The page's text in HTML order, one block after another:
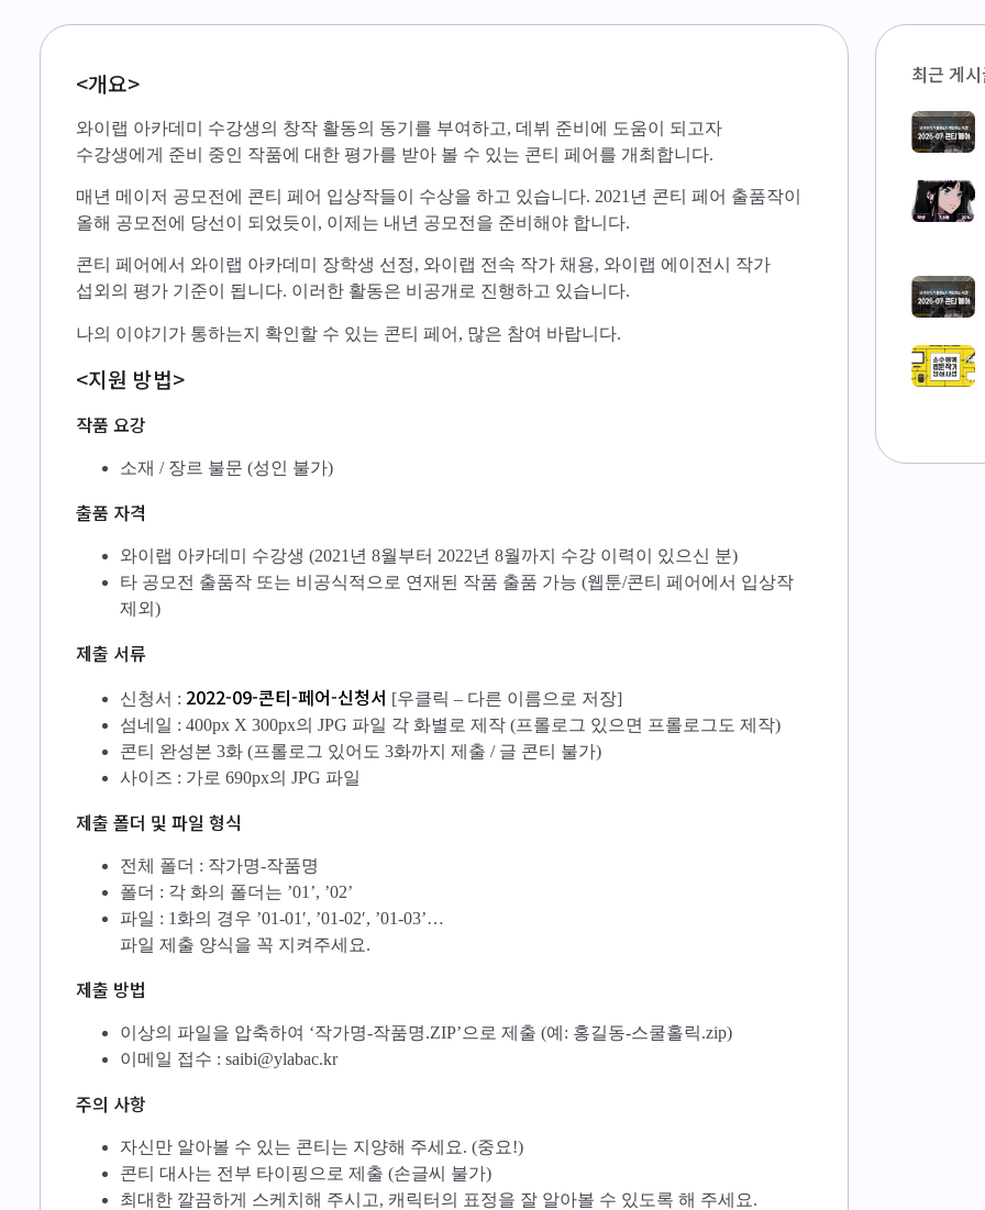
<개요>
와이랩 아카데미 수강생의 창작 활동의 동기를 부여하고, 데뷔 준비에 도움이 되고자
수강생에게 준비 중인 작품에 대한 평가를 받아 볼 수 있는 콘티 페어를 개최합니다.
매년 메이저 공모전에 콘티 페어 입상작들이 수상을 하고 있습니다. 2021년 콘티 페어 출품작이
올해 공모전에 당선이 되었듯이, 이제는 내년 공모전을 준비해야 합니다.
콘티 페어에서 와이랩 아카데미 장학생 선정, 와이랩 전속 작가 채용, 와이랩 에이전시 작가
섭외의 평가 기준이 됩니다. 이러한 활동은 비공개로 진행하고 있습니다.
나의 이야기가 통하는지 확인할 수 있는 콘티 페어, 많은 참여 바랍니다.
<지원 방법>
작품 요강
소재 / 장르 불문 (성인 불가)
출품 자격
와이랩 아카데미 수강생 (2021년 8월부터 2022년 8월까지 수강 이력이 있으신 분)
타 공모전 출품작 또는 비공식적으로 연재된 작품 출품 가능 (웹툰/콘티 페어에서 입상작
제외)
제출 서류
신청서 : 2022-09-콘티-페어-신청서 [우클릭 – 다른 이름으로 저장]
섬네일 : 400px X 300px의 JPG 파일 각 화별로 제작 (프롤로그 있으면 프롤로그도 제작)
콘티 완성본 3화 (프롤로그 있어도 3화까지 제출 / 글 콘티 불가)
사이즈 : 가로 690px의 JPG 파일
제출 폴더 및 파일 형식
전체 폴더 : 작가명-작품명
폴더 : 각 화의 폴더는 ’01’, ’02’
파일 : 1화의 경우 ’01-01′, ’01-02′, ’01-03’…
파일 제출 양식을 꼭 지켜주세요.
제출 방법
이상의 파일을 압축하여 ‘작가명-작품명.ZIP’으로 제출 (예: 홍길동-스쿨홀릭.zip)
이메일 접수 : saibi@ylabac.kr
주의 사항
자신만 알아볼 수 있는 콘티는 지양해 주세요. (중요!)
콘티 대사는 전부 타이핑으로 제출 (손글씨 불가)
최대한 깔끔하게 스케치해 주시고, 캐릭터의 표정을 잘 알아볼 수 있도록 해 주세요.
최근 게